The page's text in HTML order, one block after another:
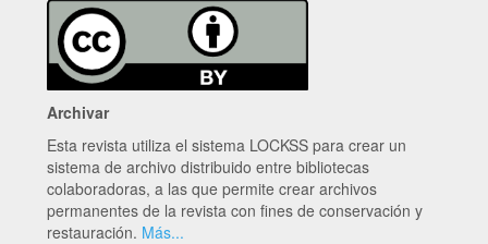
Archivar
Esta revista utiliza el sistema LOCKSS para crear un
sistema de archivo distribuido entre bibliotecas
colaboradoras, a las que permite crear archivos
permanentes de la revista con fines de conservación y
restauración. Más...